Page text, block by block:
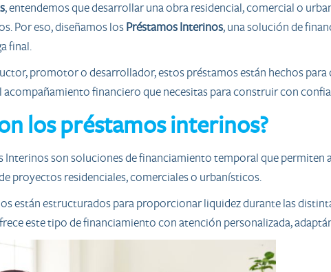
, entendemos que desarrollar una obra residencial, comercial o
Por eso, diseñamos losPréstamos Interinos, una solución de
final.
promotor o desarrollador, estos préstamos están hechos
acompañamiento financiero que necesitas para construir con
los préstamos interinos?
Interinos son soluciones de financiamiento temporal que
proyectos residenciales, comerciales o urbanísticos.
están estructurados para proporcionar liquidez durante las
este tipo de financiamiento con atención personalizada,